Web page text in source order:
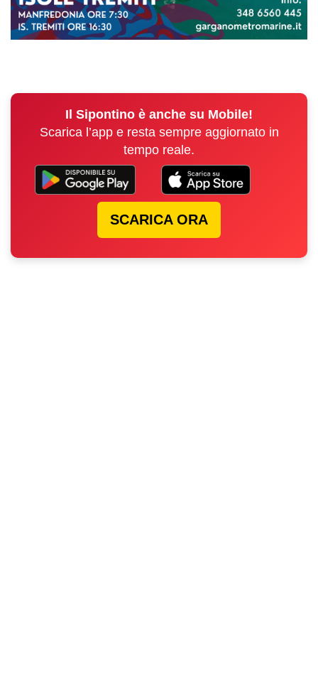
Il Sipontino è anche su Mobile!
Scarica l’app e resta sempre aggiornato in
tempo reale.
SCARICA ORA